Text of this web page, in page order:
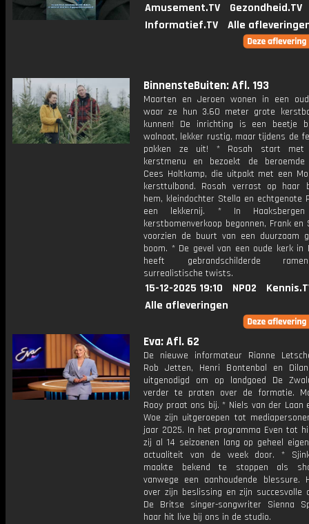
Amusement.TV
Gezondheid.TV
Informatief.TV
Alle
BinnensteBuiten: Afl. 193
Maarten en Jeroen wonen in een
waar ze hun 3.60 meter grote
kunnen! De inrichting is een beetje
walnoot, lekker rustig, maar tijdens de
pakken ze uit! * Rosah start met
kerstmenu en bezoekt de
Cees Holtkamp, die uitpakt met een
kersttulband. Rosah verrast op haar
hem, kleindochter Stella en echtgenote
een lekkernij. * In
kerstbomenverkoop begonnen, Frank en
voorzien de buurt van een duurzaam
boom. * De gevel van een oude kerk in
heeft gebrandschilderde
surrealistische twists.
15-12-2025 19:10 NPO2
Alle afleveringen
Eva: Afl. 62
De nieuwe informateur Rianne
Rob Jetten, Henri Bontenbal en
uitgenodigd om op landgoed De
verder te praten over de formatie.
Rooy praat ons bij. * Niels van der Laan
Woe zijn uitgeroepen tot
jaar 2025. In het programma Even tot
zij al 14 seizoenen lang op geheel
actualiteit van de week door. *
maakte bekend te stoppen als
vanwege een aanhoudende blessure.
over zijn beslissing en zijn succesvolle
De Britse singer-songwriter Sienna
haar hit live bij ons in de studio.